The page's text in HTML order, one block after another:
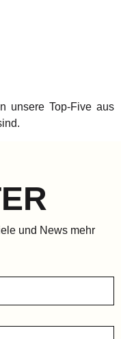
unsere Top-Five aus
und News mehr